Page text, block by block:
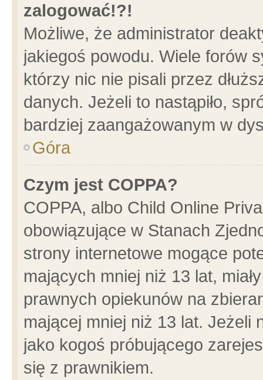
zalogować!?!
Możliwe, że administrator
jakiegoś powodu. Wiele forów
którzy nic nie pisali przez
danych. Jeżeli to nastąpiło,
bardziej zaangażowanym w
Góra
Czym jest COPPA?
COPPA, albo Child Online
obowiązujące w Stanach
strony internetowe mogące
mających mniej niż 13 lat,
prawnych opiekunów na
mającej mniej niż 13 lat. Jeżeli
jako kogoś próbującego
się z prawnikiem.